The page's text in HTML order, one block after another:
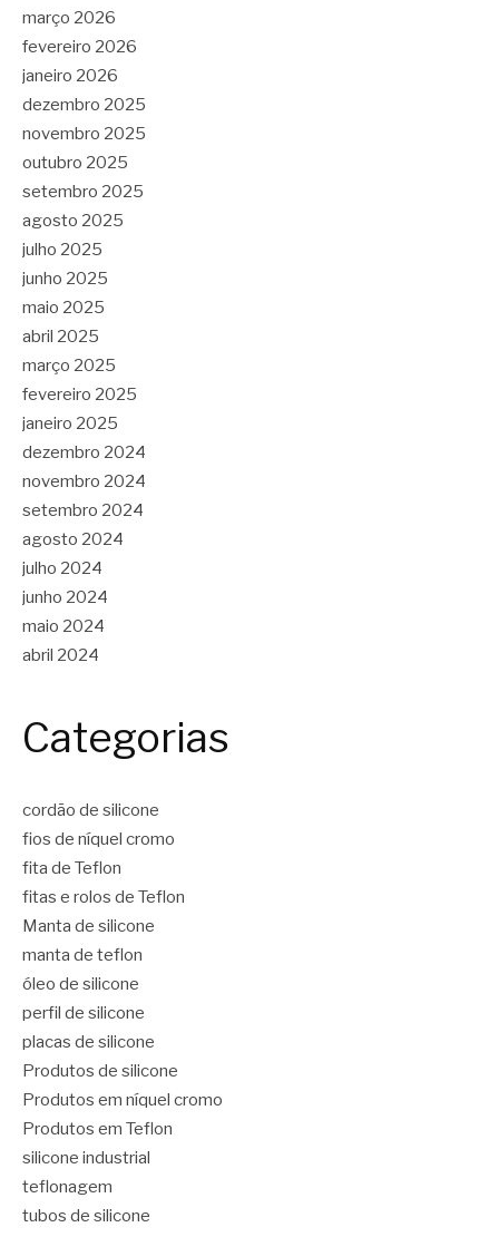
março 2026
fevereiro 2026
janeiro 2026
dezembro 2025
novembro 2025
outubro 2025
setembro 2025
agosto 2025
julho 2025
junho 2025
maio 2025
abril 2025
março 2025
fevereiro 2025
janeiro 2025
dezembro 2024
novembro 2024
setembro 2024
agosto 2024
julho 2024
junho 2024
maio 2024
abril 2024
Categorias
cordão de silicone
fios de níquel cromo
fita de Teflon
fitas e rolos de Teflon
Manta de silicone
manta de teflon
óleo de silicone
perfil de silicone
placas de silicone
Produtos de silicone
Produtos em níquel cromo
Produtos em Teflon
silicone industrial
teflonagem
tubos de silicone